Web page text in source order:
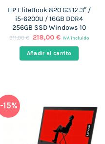
HP EliteBook 820 G3 12.3″ /
i5-6200U / 16GB DDR4
256GB SSD Windows 10
311,00€ El
original
era:
218,00€El
actual
es:
IVA incluido
Añadir al carrito
-15%